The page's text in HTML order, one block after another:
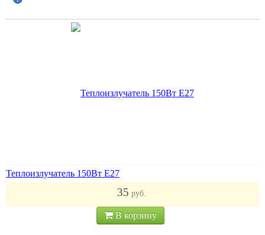
Теплоизлучатель 150Вт Е27
35 руб.
В корзину